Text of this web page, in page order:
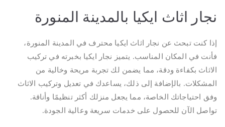
نجار اثاث ايكيا بالمدينة المنورة
إذا كنت تبحث عن نجار اثاث ايكيا محترف في المدينة المنورة،
فأنت في المكان المناسب. يتميز نجار ايكيا بخبرته في تركيب
الاثاث بكفاءة ودقة، مما يضمن لك تجربة مريحة وخالية من
المشكلات. بالإضافة إلى ذلك، يساعدك في تعديل وتركيب الاثاث
وفق احتياجاتك الخاصة، مما يجعل منزلك أكثر تنظيمًا وأناقة.
تواصل الآن للحصول على خدمات سريعة وعالية الجودة.